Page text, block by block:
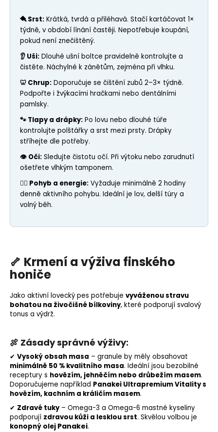
🪮 Srst: Krátká, tvrdá a přiléhavá. Stačí kartáčovat 1×
týdně, v období línání častěji. Nepotřebuje koupání,
pokud není znečištěný.
👂 Uši: Dlouhé ušní boltce pravidelně kontrolujte a
čistěte. Náchylné k zánětům, zejména při vlhku.
🦷 Chrup: Doporučuje se čištění zubů 2–3× týdně.
Podpořte i žvýkacími hračkami nebo dentálními
pamlsky.
🐾 Tlapy a drápky: Po lovu nebo dlouhé túře
kontrolujte polštářky a srst mezi prsty. Drápky
stříhejte dle potřeby.
👁 Oči: Sledujte čistotu očí. Při výtoku nebo zarudnutí
ošetřete vlhkým tamponem.
🏃‍♂️ Pohyb a energie: Vyžaduje minimálně 2 hodiny
denně aktivního pohybu. Ideální je lov, delší túry a
volný běh.
🦴 Krmení a výživa finského
honiče
Jako aktivní lovecký pes potřebuje vyváženou stravu
bohatou na živočišné bílkoviny, které podporují svalový
tonus a výdrž.
🍖 Zásady správné výživy:
✔ Vysoký obsah masa – granule by měly obsahovat
minimálně 50 % kvalitního masa. Ideální jsou bezobilné
receptury s hovězím, jehněčím nebo drůbežím masem.
Doporučujeme například Panakei Ultrapremium Vitality s
hovězím, kachním a králičím masem.
✔ Zdravé tuky– Omega-3 a Omega-6 mastné kyseliny
podporují zdravou kůži a lesklou srst. Skvělou volbou je
konopný olej Panakei.